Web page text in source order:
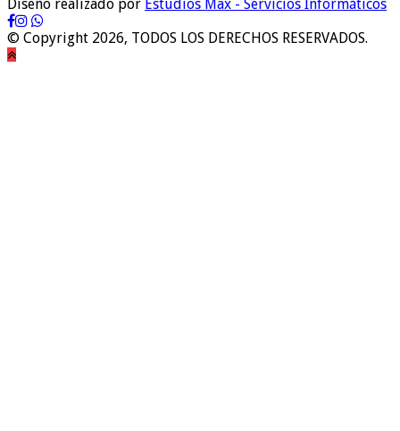
Diseño realizado por Estudios Max - Servicios Informáticos
© Copyright 2026, TODOS LOS DERECHOS RESERVADOS.